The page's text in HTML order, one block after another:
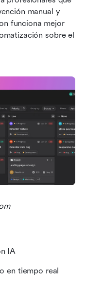
manual y
funciona mejor
sobre el
IA
en tiempo real